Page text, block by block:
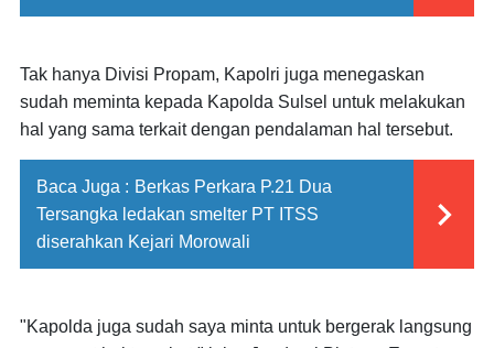
Tak hanya Divisi Propam, Kapolri juga menegaskan
sudah meminta kepada Kapolda Sulsel untuk melakukan
hal yang sama terkait dengan pendalaman hal tersebut.
Baca Juga : Berkas Perkara P.21 Dua
Tersangka ledakan smelter PT ITSS
diserahkan Kejari Morowali
"Kapolda juga sudah saya minta untuk bergerak langsung